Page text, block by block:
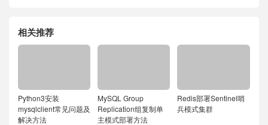
相关推荐
Python3安装
mysqlclient常见问题及
解决方法
MySQL Group
Replication组复制单
主模式部署方法
Redis部署Sentinel哨
兵模式集群